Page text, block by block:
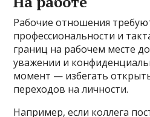
Рабочие отношения
профессиональности и
границ на рабочем месте
уважении и
момент — избегать
переходов на личности.
Например, если коллега